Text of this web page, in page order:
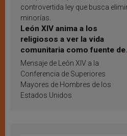
controvertida ley que busca
minorías.
León XIV anima a los
religiosos a ver la vida
comunitaria como fuente de
inspiración y santificación
Mensaje de León XIV a la
Conferencia de Superiores
Mayores de Hombres de los
Estados Unidos